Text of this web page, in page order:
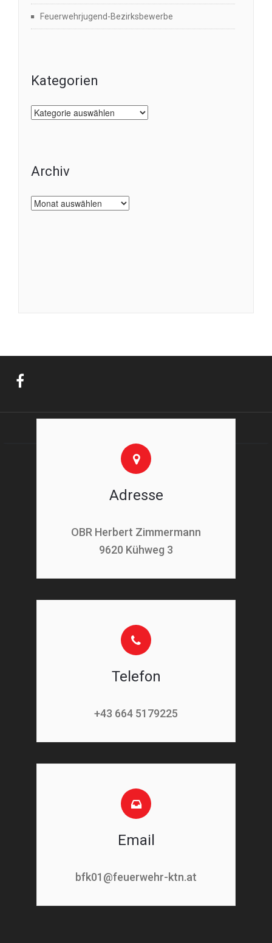
Feuerwehrjugend-Bezirksbewerbe
Kategorien
Kategorien
Archiv
Archiv
Adresse
OBR Herbert Zimmermann
9620 Kühweg 3
Telefon
+43 664 5179225
Email
bfk01@feuerwehr-ktn.at